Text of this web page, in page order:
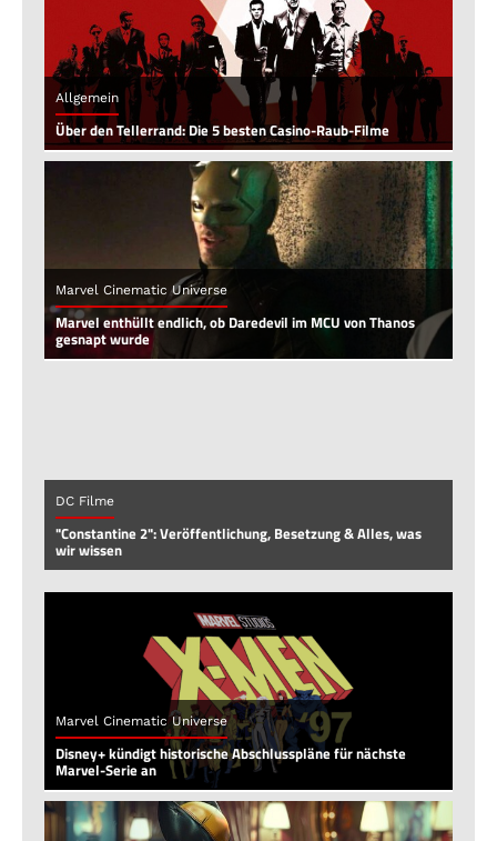
Allgemein
Über den Tellerrand: Die 5 besten Casino-Raub-Filme
Marvel Cinematic Universe
Marvel enthüllt endlich, ob Daredevil im MCU von Thanos
gesnapt wurde
DC Filme
"Constantine 2": Veröffentlichung, Besetzung & Alles, was
wir wissen
Marvel Cinematic Universe
Disney+ kündigt historische Abschlusspläne für nächste
Marvel-Serie an